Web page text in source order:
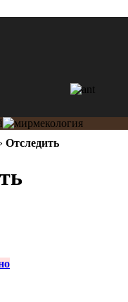
Отследить